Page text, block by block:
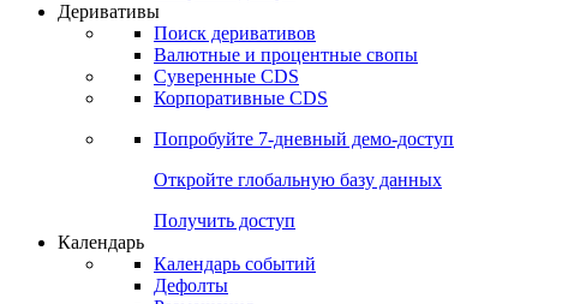
Откройте глобальную базу данных
Получить доступ
Деривативы
Поиск деривативов
Валютные и процентные свопы
Суверенные CDS
Корпоративные CDS
Попробуйте7-дневный
Откройте глобальную базу данных
Получить доступ